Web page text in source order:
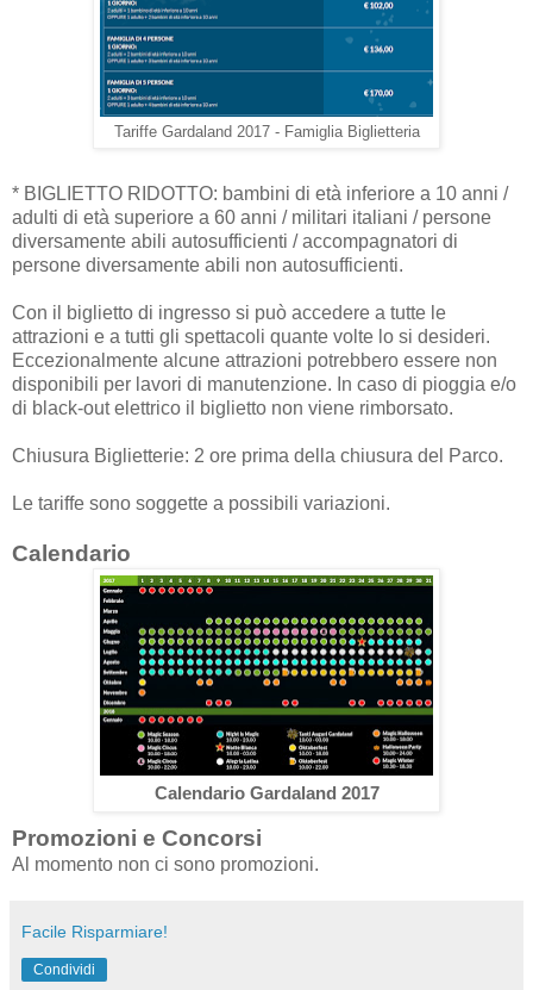
Tariffe Gardaland 2017 - Famiglia Biglietteria
* BIGLIETTO RIDOTTO: bambini di età inferiore a 10 anni /
adulti di età superiore a 60 anni / militari italiani / persone
diversamente abili autosufficienti / accompagnatori di
persone diversamente abili non autosufficienti.
Con il biglietto di ingresso si può accedere a tutte le
attrazioni e a tutti gli spettacoli quante volte lo si desideri.
Eccezionalmente alcune attrazioni potrebbero essere non
disponibili per lavori di manutenzione. In caso di pioggia e/o
di black-out elettrico il biglietto non viene rimborsato.
Chiusura Biglietterie: 2 ore prima della chiusura del Parco.
Le tariffe sono soggette a possibili variazioni.
Calendario
Calendario Gardaland 2017
Promozioni e Concorsi
Al momento non ci sono promozioni.
Facile Risparmiare!
Condividi